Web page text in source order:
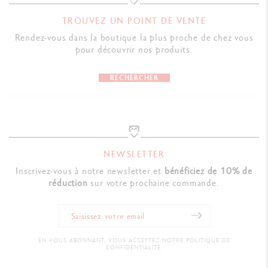
RÉFÉRENCE DU PRODUIT
Réf. 8021.070
TROUVEZ UN POINT DE VENTE
Rendez-vous dans la boutique la plus proche de chez vous
pour découvrir nos produits.
RECHERCHER
NEWSLETTER
Inscrivez-vous à notre newsletter et bénéficiez de 10% de
réduction sur votre prochaine commande.
EN VOUS ABONNANT, VOUS ACCEPTEZ NOTRE POLITIQUE DE
CONFIDENTIALITÉ.